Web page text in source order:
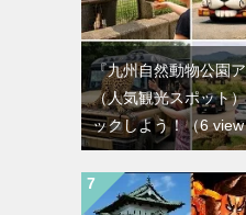
『九州自然動物公園
（人気観光スポット
ックしよう！（6